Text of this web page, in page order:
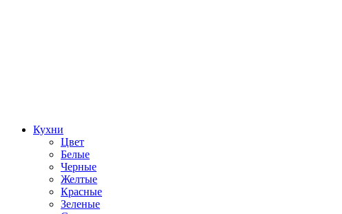
Кухни
Цвет
Белые
Черные
Желтые
Красные
Зеленые